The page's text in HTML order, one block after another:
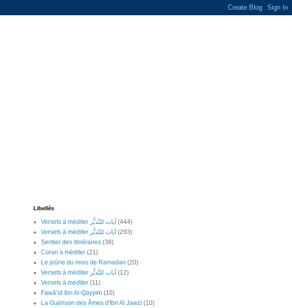
Libellés
Versets à méditer آيات للتَّدبٌّر (444)
Versets à méditer آيات للتّدبُّر (293)
Sentier des itinéraires (38)
Coran à méditer (21)
Le jeûne du mois de Ramadan (20)
Versets à méditer آيات للتَّدبٌّر (12)
Versets à méditer (11)
Fawâ’id Ibn Al-Qayyim (10)
La Guérison des Âmes d'Ibn Al Jawzi (10)